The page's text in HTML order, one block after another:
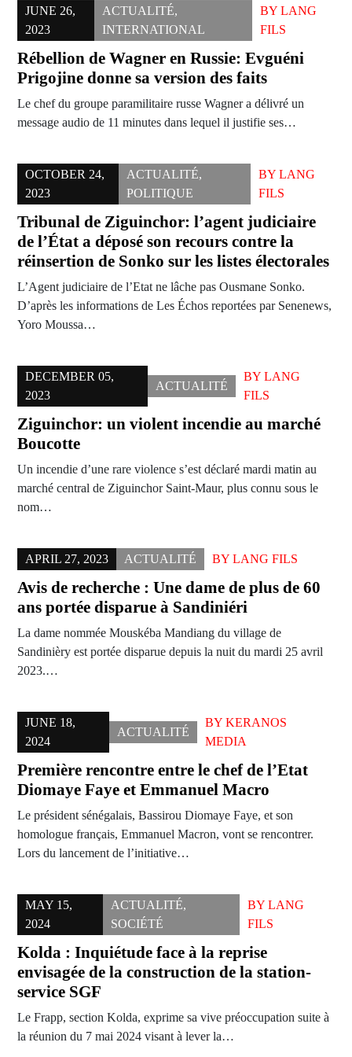
JUNE 26,
2023
ACTUALITÉ,
INTERNATIONAL
BY LANG
FILS
Rébellion de Wagner en Russie: Evguéni
Prigojine donne sa version des faits
Le chef du groupe paramilitaire russe Wagner a délivré un
message audio de 11 minutes dans lequel il justifie ses…
OCTOBER 24,
2023
ACTUALITÉ,
POLITIQUE
BY LANG
FILS
Tribunal de Ziguinchor: l’agent judiciaire
de l’État a déposé son recours contre la
réinsertion de Sonko sur les listes électorales
L’Agent judiciaire de l’Etat ne lâche pas Ousmane Sonko.
D’après les informations de Les Échos reportées par Senenews,
Yoro Moussa…
DECEMBER 05,
2023
ACTUALITÉ
BY LANG
FILS
Ziguinchor: un violent incendie au marché
Boucotte
Un incendie d’une rare violence s’est déclaré mardi matin au
marché central de Ziguinchor Saint-Maur, plus connu sous le
nom…
APRIL 27, 2023 ACTUALITÉ BY LANG FILS
Avis de recherche : Une dame de plus de 60
ans portée disparue à Sandiniéri
La dame nommée Mouskéba Mandiang du village de
Sandinièry est portée disparue depuis la nuit du mardi 25 avril
2023.…
JUNE 18,
2024
ACTUALITÉ
BY KERANOS
MEDIA
Première rencontre entre le chef de l’Etat
Diomaye Faye et Emmanuel Macro
Le président sénégalais, Bassirou Diomaye Faye, et son
homologue français, Emmanuel Macron, vont se rencontrer.
Lors du lancement de l’initiative…
MAY 15,
2024
ACTUALITÉ,
SOCIÉTÉ
BYLANG
FILS
Kolda : Inquiétude face à la reprise
envisagée de la construction de la station-
service SGF
Le Frapp, section Kolda, exprime sa vive préoccupation suite à
la réunion du 7 mai 2024 visant à lever la…